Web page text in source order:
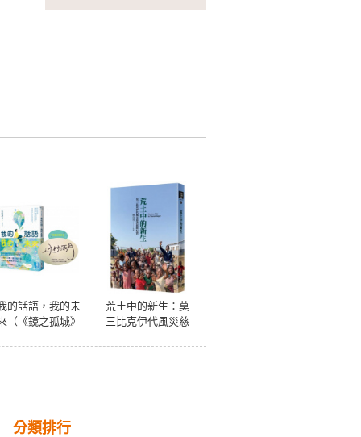
的話語，我的未
（《鏡之孤城》
荒土中的新生：莫
三比克伊代風災慈
分類排行